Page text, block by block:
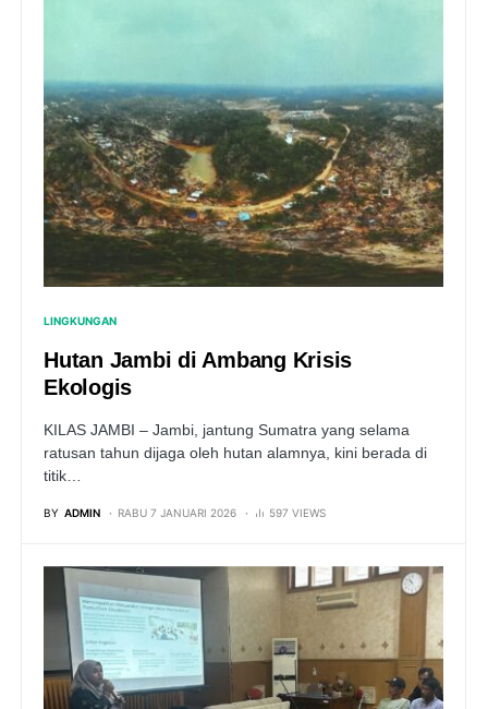
LINGKUNGAN
Hutan Jambi di Ambang Krisis
Ekologis
KILAS JAMBI – Jambi, jantung Sumatra yang selama
ratusan tahun dijaga oleh hutan alamnya, kini berada di
titik…
BY ADMIN RABU 7 JANUARI 2026 597 VIEWS